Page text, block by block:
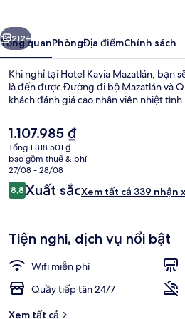
Tiếp
212+
Tổng quanPhòngĐịa điểmChính sách
Khi nghỉ tại Hotel Kavia Mazatlán, bạn
là đến được Đường đi bộ Mazatlán và
khách đánh giá cao nhân viên nhiệt tình.
Giá
hiện
tại
là
1.107.985 ₫
1.107.985 ₫
Tổng 1.318.501 ₫
bao gồm thuế & phí
27/08 - 28/08
Nhận
xét
8,88,8 trên 10,
Xuất sắcXem tất cả 339 nhận
Tiện nghi, dịch vụ nổi bật
Wifi miễn phí
Quầy tiếp tân 24/7
Xem tất cả